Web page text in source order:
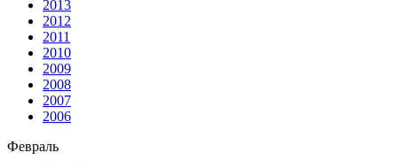
2013
2012
2011
2010
2009
2008
2007
2006
Февраль